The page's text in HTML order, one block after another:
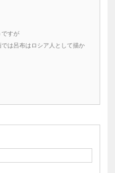
ですが
は呂布はロシア人として描か